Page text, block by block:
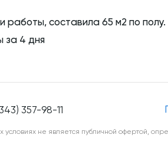
составила 65 м2 по
за 4 дня
357-98-11
не является публичной офертой,